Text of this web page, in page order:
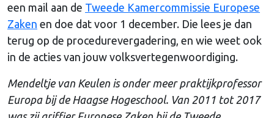
een mail aan de Tweede Kamercommissie Europese
Zaken en doe dat voor 1 december. Die lees je dan
terug op de procedurevergadering, en wie weet ook
in de acties van jouw volksvertegenwoordiging.
Mendeltje van Keulen is onder meer praktijkprofessor
Europa bij de Haagse Hogeschool. Van 2011 tot 2017